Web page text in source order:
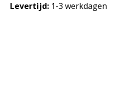
Levertijd: 1-3 werkdagen